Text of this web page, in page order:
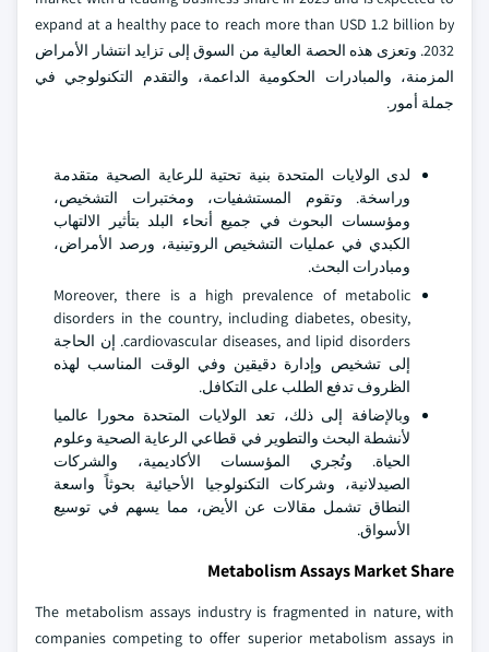
expand at a healthy pace to reach more than USD 1.2 billion by
2032. وتعزى هذه الحصة العالية من السوق إلى تزايد انتشار الأمراض
المزمنة، والمبادرات الحكومية الداعمة، والتقدم التكنولوجي في
جملة أمور.
لدى الولايات المتحدة بنية تحتية للرعاية الصحية متقدمة
وراسخة. وتقوم المستشفيات، ومختبرات التشخيص،
ومؤسسات البحوث في جميع أنحاء البلد بتأثير الالتهاب
الكبدي في عمليات التشخيص الروتينية، ورصد الأمراض،
ومبادرات البحث.
Moreover, there is a high prevalence of metabolic
disorders in the country, including diabetes, obesity,
cardiovascular diseases, and lipid disorders. إن الحاجة
إلى تشخيص وإدارة دقيقين وفي الوقت المناسب لهذه
الظروف تدفع الطلب على التكافل.
وبالإضافة إلى ذلك، تعد الولايات المتحدة محورا عالميا
لأنشطة البحث والتطوير في قطاعي الرعاية الصحية وعلوم
الحياة. وتُجري المؤسسات الأكاديمية، والشركات
الصيدلانية، وشركات التكنولوجيا الأحيائية بحوثاً واسعة
النطاق تشمل مقالات عن الأيض، مما يسهم في توسيع
الأسواق.
Metabolism Assays Market Share
The metabolism assays industry is fragmented in nature, with
companies competing to offer superior metabolism assays in